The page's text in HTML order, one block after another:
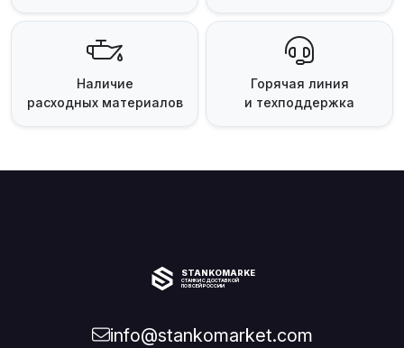
Наличие
расходных материалов
Горячая линия
и техподдержка
STANKOMARKET
СТАНКИ С ДОСТАВКОЙ
ПО ВСЕЙ РОССИИ
info@stankomarket.com